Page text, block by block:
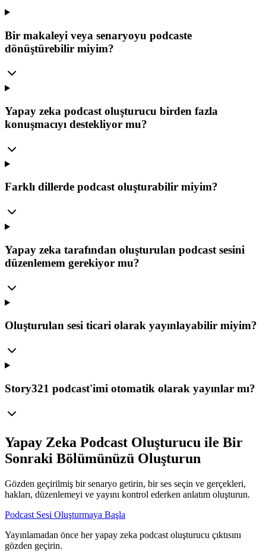
Bir makaleyi veya senaryoyu podcaste
dönüştürebilir miyim?
Yapay zeka podcast oluşturucu birden fazla
konuşmacıyı destekliyor mu?
Farklı dillerde podcast oluşturabilir miyim?
Yapay zeka tarafından oluşturulan podcast sesini
düzenlemem gerekiyor mu?
Oluşturulan sesi ticari olarak yayınlayabilir miyim?
Story321 podcast'imi otomatik olarak yayınlar mı?
Yapay Zeka Podcast Oluşturucu ile Bir
Sonraki Bölümünüzü Oluşturun
Gözden geçirilmiş bir senaryo getirin, bir ses seçin ve gerçekleri,
hakları, düzenlemeyi ve yayını kontrol ederken anlatım oluşturun.
Podcast Sesi Oluşturmaya Başla
Yayınlamadan önce her yapay zeka podcast oluşturucu çıktısını
gözden geçirin.